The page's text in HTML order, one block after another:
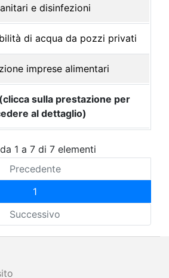
e disinfezioni
di acqua da pozzi privati
imprese alimentari
sulla prestazione per
al dettaglio)
1 a 7 di 7 elementi
Precedente
1
Successivo